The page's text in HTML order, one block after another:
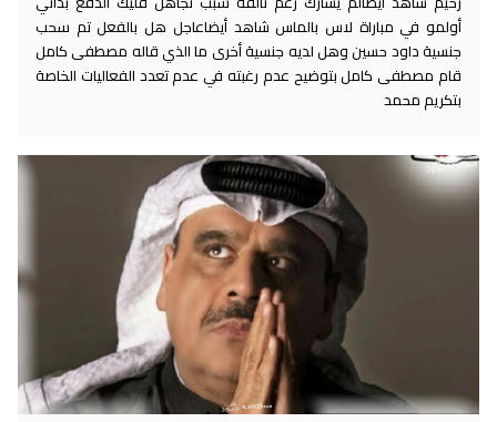
أولمو في مباراة لاس بالماس شاهد أيضاعاجل هل بالفعل تم سحب
جنسية داود حسين وهل لديه جنسية أخرى ما الذي قاله مصطفى كامل
قام مصطفى كامل بتوضيح عدم رغبته في عدم تعدد الفعاليات الخاصة
بتكريم محمد